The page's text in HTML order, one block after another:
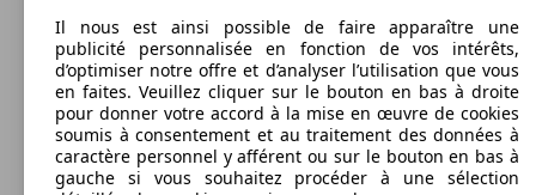
198 g/km
Émissions de CO2 (combinées)*
Il nous est ainsi possible de faire apparaître une
publicité personnalisée en fonction de vos intérêts,
d’optimiser notre offre et d’analyser l’utilisation que vous
en faites. Veuillez cliquer sur le bouton en bas à droite
pour donner votre accord à la mise en œuvre de cookies
soumis à consentement et au traitement des données à
caractère personnel y afférent ou sur le bouton en bas à
gauche si vous souhaitez procéder à une sélection